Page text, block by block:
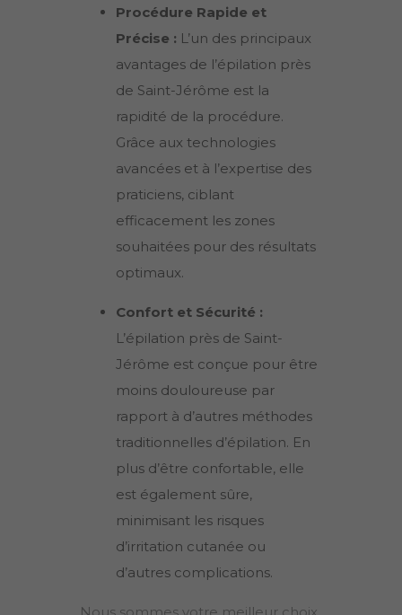
Procédure Rapide et
Précise : L’un des principaux
avantages de l’épilation près
de Saint-Jérôme est la
rapidité de la procédure.
Grâce aux technologies
avancées et à l’expertise des
praticiens, ciblant
efficacement les zones
souhaitées pour des résultats
optimaux.
Confort et Sécurité :
L’épilation près de Saint-
Jérôme est conçue pour être
moins douloureuse par
rapport à d’autres méthodes
traditionnelles d’épilation. En
plus d’être confortable, elle
est également sûre,
minimisant les risques
d’irritation cutanée ou
d’autres complications.
Nous sommes votre meilleur choix